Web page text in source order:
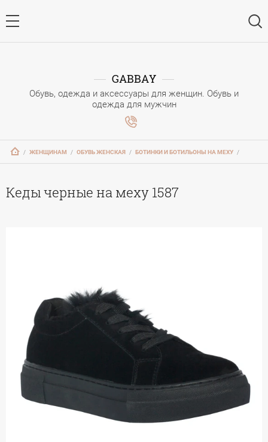
GABBAY
Обувь, одежда и аксессуары для женщин. Обувь и
одежда для мужчин
   /
ЖЕНЩИНАМ
   /
ОБУВЬ ЖЕНСКАЯ
   /
БОТИНКИ И БОТИЛЬОНЫ НА МЕХУ
   /
Кеды черные на меху 1587